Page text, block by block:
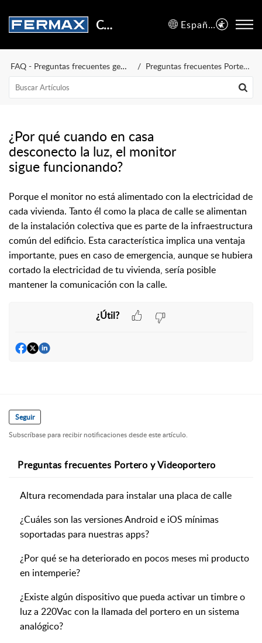
Centro de Soporte Español (España)
FAQ - Preguntas frecuentes generales Preguntas frecuentes Portero y Videoportero
¿Por qué cuando en casa
desconecto la luz, el monitor
sigue funcionando?
Porque el monitor no está alimentado con la electricidad de
cada vivienda. Tanto él como la placa de calle se alimentan
de la instalación colectiva que es parte de la infraestructura
común del edificio. Esta característica implica una ventaja
importante, pues en caso de emergencia, aunque se hubiera
cortado la electricidad de tu vivienda, sería posible
mantener la comunicación con la calle.
¿Útil?
Seguir
Subscríbase para recibir notificaciones desde este artículo.
Preguntas frecuentes Portero y Videoportero
Altura recomendada para instalar una placa de calle
¿Cuáles son las versiones Android e iOS mínimas
soportadas para nuestras apps?
¿Por qué se ha deteriorado en pocos meses mi producto
en intemperie?
¿Existe algún dispositivo que pueda activar un timbre o
luz a 220Vac con la llamada del portero en un sistema
analógico?